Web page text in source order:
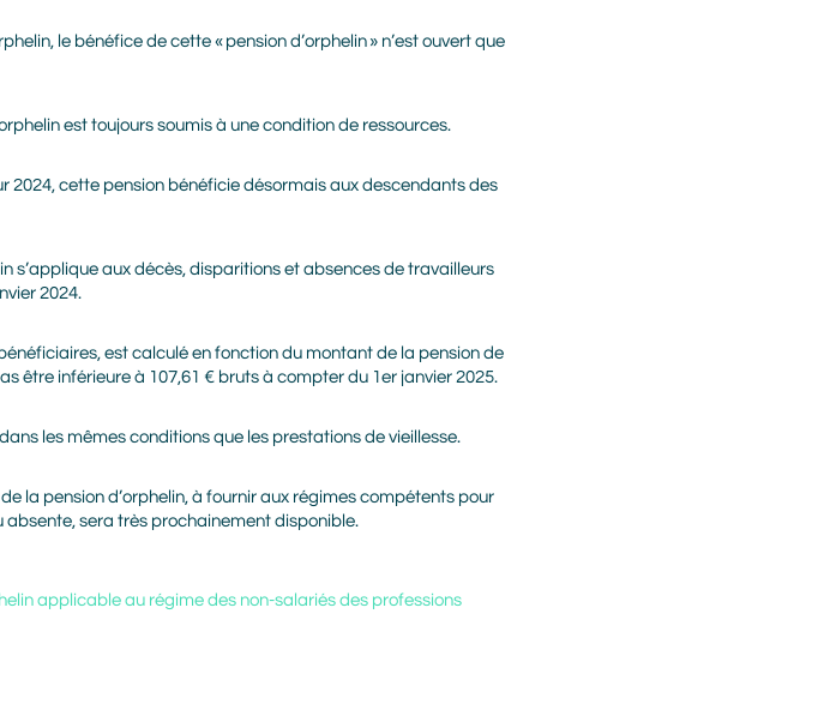
le bénéfice de cette « pension d’orphelin » n’est ouvert que
est toujours soumis à une condition de ressources.
cette pension bénéficie désormais aux descendants des
s’applique aux décès, disparitions et absences de travailleurs
2024.
est calculé en fonction du montant de la pension de
être inférieure à 107,61 € bruts à compter du 1er janvier 2025.
les mêmes conditions que les prestations de vieillesse.
la pension d’orphelin, à fournir aux régimes compétents pour
absente, sera très prochainement disponible.
applicable au régime des non-salariés des professions